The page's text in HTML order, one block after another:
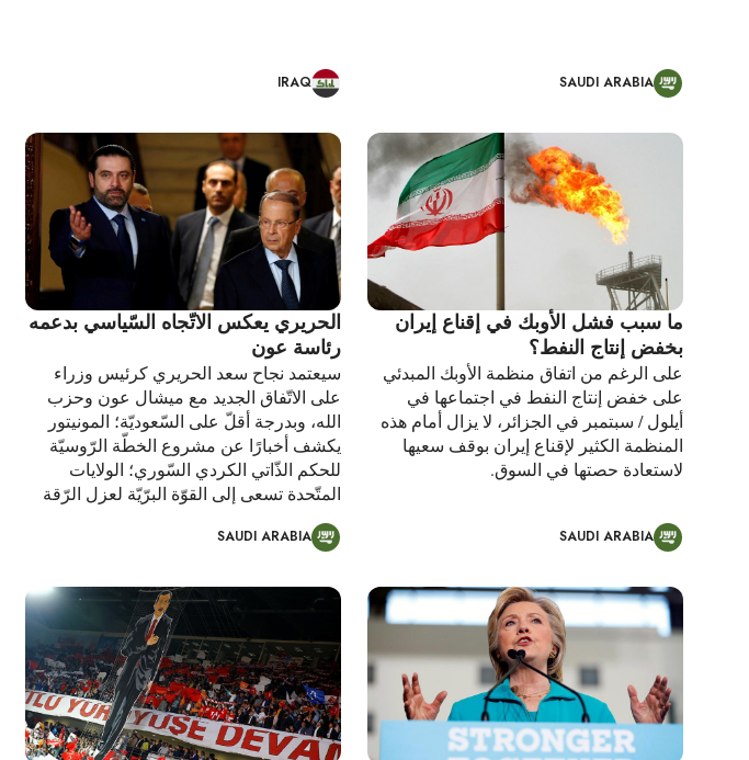
SAUDI ARABIA
IRAQ
ما سبب فشل الأوبك في إقناع إيران
بخفض إنتاج النفط؟
على الرغم من اتفاق منظمة الأوبك المبدئي
على خفض إنتاج النفط في اجتماعها في
أيلول / سبتمبر في الجزائر، لا يزال أمام هذه
المنظمة الكثير لإقناع إيران بوقف سعيها
لاستعادة حصتها في السوق.
SAUDI ARABIA
الحريري يعكس الاتّجاه السّياسي بدعمه
رئاسة عون
سيعتمد نجاح سعد الحريري كرئيس وزراء
على الاتّفاق الجديد مع ميشال عون وحزب
الله، وبدرجة أقلّ على السّعوديّة؛ المونيتور
يكشف أخبارًا عن مشروع الخطّة الرّوسيّة
للحكم الذّاتي الكردي السّوري؛ الولايات
المتّحدة تسعى إلى القوّة البرّيّة لعزل الرّقة
SAUDI ARABIA